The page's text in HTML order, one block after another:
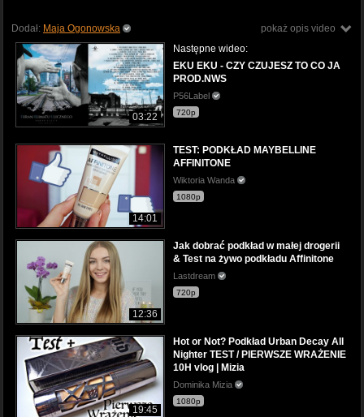
pokaż opis video
Dodał: Maja Ogonowska
03:22
Następne wideo:
EKU EKU - CZY CZUJESZ TO CO JA
PROD.NWS
P56Label
720p
14:01
TEST: PODKŁAD MAYBELLINE
AFFINITONE
Wiktoria Wanda
1080p
12:36
Jak dobrać podkład w małej drogerii
& Test na żywo podkładu Affinitone
Lastdream
720p
19:45
Hot or Not? Podkład Urban Decay All
Nighter TEST / PIERWSZE WRAŻENIE
10H vlog | Mizia
Dominika Mizia
1080p